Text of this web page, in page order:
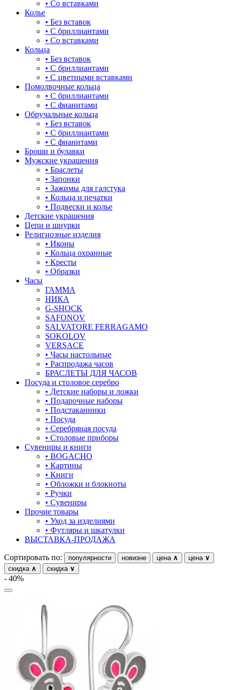
17-22
17.5-19
17.5-19.5
17.5-20
18-19
18-19.5
18-20
18-23
18.5
18.5-23
19-20
20-21
21-26
22-24
22.5
23
23-26
25
25-26
жучки и букашки
звезды
знаки зодиака
капля
квадрат (куб)
клевер
корона
кошки
круг (шар)
крылья и перья
листья
ловец снов
лошадки и единороги
лягушки
медведь
музыка
мышки
обереги
один камень
под гравировку
подкова
предметы
прямоугольник
птицы
ремни
ромб
самолёт
слова
слоны
• Со вставками
Колье
• Без вставок
• С бриллиантами
• Со вставками
Кольца
• Без вставок
• С бриллиантами
• С цветными вставками
Помолвочные кольца
• С бриллиантами
• С фианитами
Обручальные кольца
• Без вставок
• С бриллиантами
• С фианитами
Броши и булавки
Мужские украшения
• Браслеты
• Запонки
• Зажимы для галстука
• Кольца и печатки
• Подвески и колье
Детские украшения
Цепи и шнурки
Религиозные изделия
• Иконы
• Кольца охранные
• Кресты
• Образки
Часы
ГАММА
НИКА
G-SHOCK
SAFONOV
SALVATORE FERRAGAMO
SOKOLOV
VERSACE
• Часы настольные
• Распродажа часов
БРАСЛЕТЫ ДЛЯ ЧАСОВ
Посуда и столовое серебро
• Детские наборы и ложки
• Подарочные наборы
• Подстаканники
• Посуда
• Серебряная посуда
• Столовые приборы
Сувениры и книги
• BOGACHO
• Картины
• Книги
• Обложки и блокноты
• Ручки
• Сувениры
Прочие товары
• Уход за изделиями
• Футляры и шкатулки
ВЫСТАВКА-ПРОДАЖА
Сортировать по: популярности новизне цена ∧ цена ∨
скидка ∧ скидка ∨
- 40%